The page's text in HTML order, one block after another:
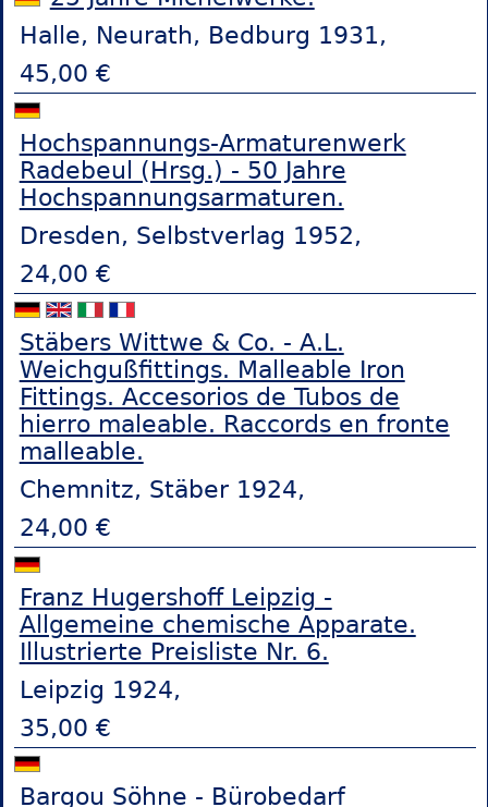
Halle, Neurath, Bedburg 1931,
45,00 €
Hochspannungs-Armaturenwerk
Radebeul (Hrsg.) - 50 Jahre
Hochspannungsarmaturen.
Dresden, Selbstverlag 1952,
24,00 €
Stäbers Wittwe & Co. - A.L.
Weichgußfittings. Malleable Iron
Fittings. Accesorios de Tubos de
hierro maleable. Raccords en fronte
malleable.
Chemnitz, Stäber 1924,
24,00 €
Franz Hugershoff Leipzig -
Allgemeine chemische Apparate.
Illustrierte Preisliste Nr. 6.
Leipzig 1924,
35,00 €
Bargou Söhne - Bürobedarf